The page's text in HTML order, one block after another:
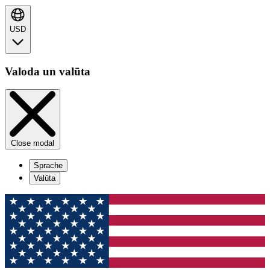
USD
Valoda un valūta
Close modal
Sprache
Valūta